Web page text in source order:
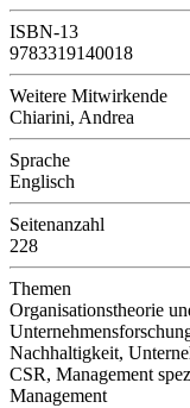
ISBN-13
9783319140018
Weitere Mitwirkende
Chiarini, Andrea
Sprache
Englisch
Seitenanzahl
228
Themen
Organisationstheorie
Nachhaltigkeit,
CSR, Management
Management